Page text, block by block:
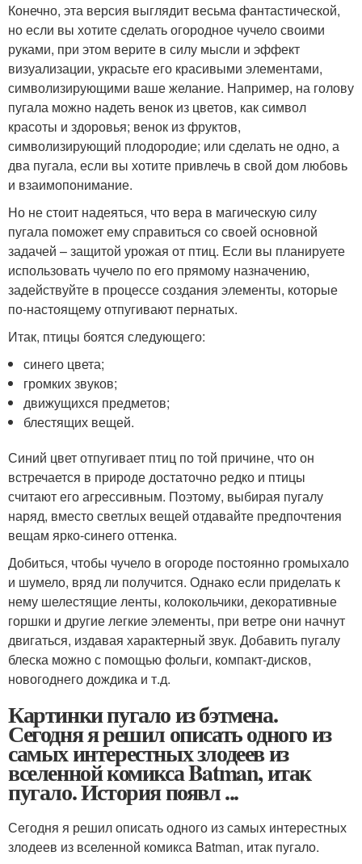
Конечно, эта версия выглядит весьма фантастической,
но если вы хотите сделать огородное чучело своими
руками, при этом верите в силу мысли и эффект
визуализации, украсьте его красивыми элементами,
символизирующими ваше желание. Например, на голову
пугала можно надеть венок из цветов, как символ
красоты и здоровья; венок из фруктов,
символизирующий плодородие; или сделать не одно, а
два пугала, если вы хотите привлечь в свой дом любовь
и взаимопонимание.
Но не стоит надеяться, что вера в магическую силу
пугала поможет ему справиться со своей основной
задачей – защитой урожая от птиц. Если вы планируете
использовать чучело по его прямому назначению,
задействуйте в процессе создания элементы, которые
по-настоящему отпугивают пернатых.
Итак, птицы боятся следующего:
синего цвета;
громких звуков;
движущихся предметов;
блестящих вещей.
Синий цвет отпугивает птиц по той причине, что он
встречается в природе достаточно редко и птицы
считают его агрессивным. Поэтому, выбирая пугалу
наряд, вместо светлых вещей отдавайте предпочтения
вещам ярко-синего оттенка.
Добиться, чтобы чучело в огороде постоянно громыхало
и шумело, вряд ли получится. Однако если приделать к
нему шелестящие ленты, колокольчики, декоративные
горшки и другие легкие элементы, при ветре они начнут
двигаться, издавая характерный звук. Добавить пугалу
блеска можно с помощью фольги, компакт-дисков,
новогоднего дождика и т.д.
Картинки пугало из бэтмена.
Сегодня я решил описать одного из
самых интерестных злодеев из
вселенной комикса Batman, итак
пугало. История появл ...
Сегодня я решил описать одного из самых интерестных
злодеев из вселенной комикса Batman, итак пугало.